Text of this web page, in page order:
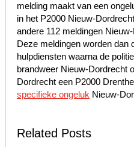
melding maakt van een
in het P2000 Nieuw-
andere 112 meldingen
Deze meldingen worden dan
hulpdiensten waarna de
brandweer Nieuw-Dordrecht
Dordrecht een P2000
specifieke ongelukNieuw-
Related Posts